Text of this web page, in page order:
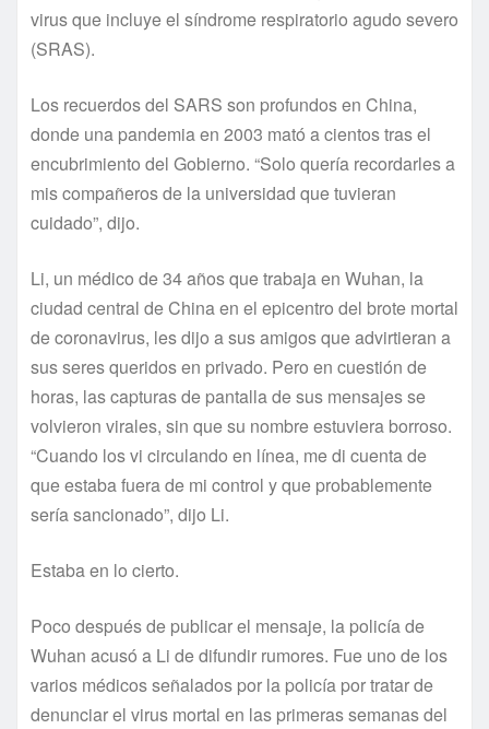
virus que incluye el síndrome respiratorio agudo severo
(SRAS).
Los recuerdos del SARS son profundos en China,
donde una pandemia en 2003 mató a cientos tras el
encubrimiento del Gobierno. “Solo quería recordarles a
mis compañeros de la universidad que tuvieran
cuidado”, dijo.
Li, un médico de 34 años que trabaja en Wuhan, la
ciudad central de China en el epicentro del brote mortal
de coronavirus, les dijo a sus amigos que advirtieran a
sus seres queridos en privado. Pero en cuestión de
horas, las capturas de pantalla de sus mensajes se
volvieron virales, sin que su nombre estuviera borroso.
“Cuando los vi circulando en línea, me di cuenta de
que estaba fuera de mi control y que probablemente
sería sancionado”, dijo Li.
Estaba en lo cierto.
Poco después de publicar el mensaje, la policía de
Wuhan acusó a Li de difundir rumores. Fue uno de los
varios médicos señalados por la policía por tratar de
denunciar el virus mortal en las primeras semanas del